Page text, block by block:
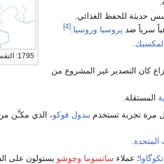
1795: التقسيم الثالث لپولندا
حديثة للحفظ الغذائي.
سرياً ضد پروسيا وروسيا.
[4]
كان التصدير غير المشروع من
المستقلة.
مرة تجربة تستخدم بندول فوكو، الذي مكـَّن
المتحدة
؛ عملاء ساتسوما وچوشو يستولون على